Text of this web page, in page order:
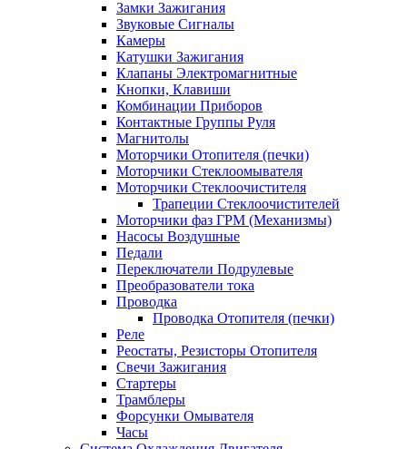
Замки Зажигания
Звуковые Сигналы
Камеры
Катушки Зажигания
Клапаны Электромагнитные
Кнопки, Клавиши
Комбинации Приборов
Контактные Группы Руля
Магнитолы
Моторчики Отопителя (печки)
Моторчики Стеклоомывателя
Моторчики Стеклоочистителя
Трапеции Стеклоочистителей
Моторчики фаз ГРМ (Механизмы)
Насосы Воздушные
Педали
Переключатели Подрулевые
Преобразователи тока
Проводка
Проводка Отопителя (печки)
Реле
Реостаты, Резисторы Отопителя
Свечи Зажигания
Стартеры
Трамблеры
Форсунки Омывателя
Часы